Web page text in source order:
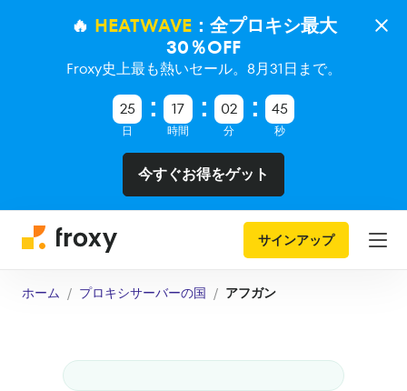
🔥 HEATWAVE：全プロキシ最大
30％OFF
Froxy史上最も熱いセール。8月31日まで。
25
日
17
時間
02
分
44
秒
今すぐお得をゲット
サインアップ
ホーム プロキシサーバーの国 アフガン